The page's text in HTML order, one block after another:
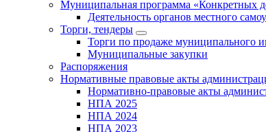
Муниципальная программа «Конкретных
Деятельность органов местного
Торги, тендеры
Торги по продаже муниципального
Муниципальные закупки
Распоряжения
Нормативные правовые акты
Нормативно-правовые акты
НПА 2025
НПА 2024
НПА 2023